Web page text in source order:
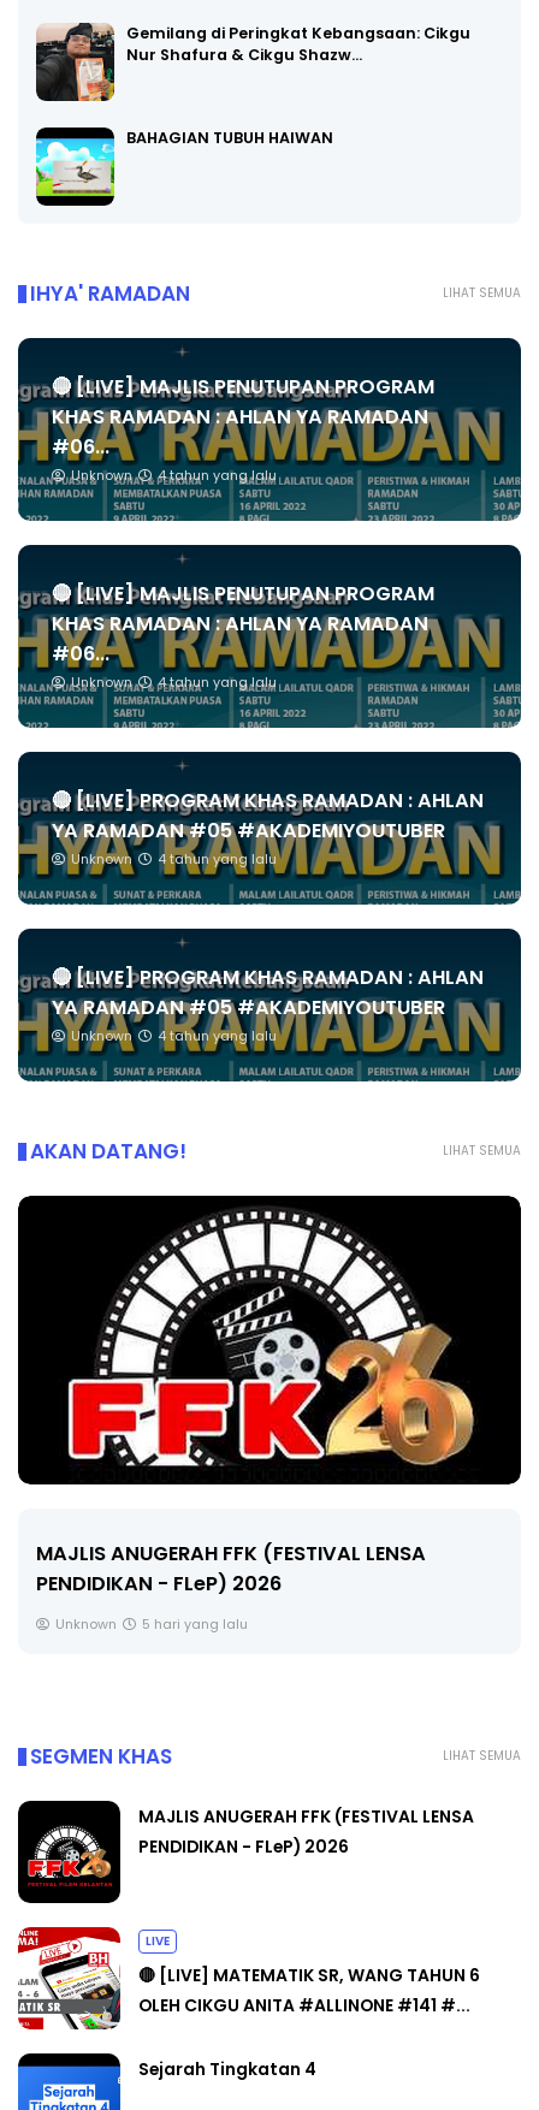
Gemilang di Peringkat Kebangsaan: Cikgu
Nur Shafura & Cikgu Shazw…
BAHAGIAN TUBUH HAIWAN
LIHAT SEMUA
IHYA' RAMADAN
🔴 [LIVE] MAJLIS PENUTUPAN PROGRAM
KHAS RAMADAN : AHLAN YA RAMADAN
#06...
Unknown 4 tahun yang lalu
🔴 [LIVE] MAJLIS PENUTUPAN PROGRAM
KHAS RAMADAN : AHLAN YA RAMADAN
#06...
Unknown 4 tahun yang lalu
🔴 [LIVE] PROGRAM KHAS RAMADAN : AHLAN
YA RAMADAN #05 #AKADEMIYOUTUBER
Unknown 4 tahun yang lalu
🔴 [LIVE] PROGRAM KHAS RAMADAN : AHLAN
YA RAMADAN #05 #AKADEMIYOUTUBER
Unknown 4 tahun yang lalu
LIHAT SEMUA
AKAN DATANG!
🔴 [LIVE] MATEMATIK SR, WANG TAHUN 6 OLEH
CIKGU ANITA #ALLINONE #141 #...
LIHAT SEMUA
SEGMEN KHAS
MAJLIS ANUGERAH FFK (FESTIVAL LENSA
PENDIDIKAN - FLeP) 2026
LIVE
🔴 [LIVE] MATEMATIK SR, WANG TAHUN 6
OLEH CIKGU ANITA #ALLINONE #141 #...
Sejarah Tingkatan 4